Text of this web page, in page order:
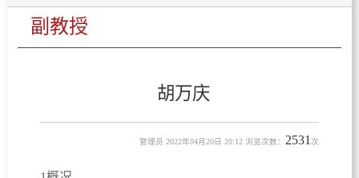
副教授
胡万庆
管理员 2022年04月20日 20:12 浏览次数： 2531 次